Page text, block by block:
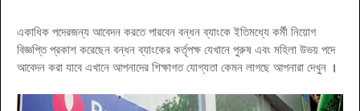
একাধিক পদেরজন্য আবেদন করতে পারবেন বন্ধন ব্যাংকে ইতিমধ্যে কর্মী নিয়োগ
বিজ্ঞপ্তি প্রকাশ করেছেন বন্ধন ব্যাংকের কর্তৃপক্ষ যেখানে পুরুষ এবং মহিলা উভয় পদে
আবেদন করা যাবে এখানে আপনাদের শিক্ষাগত যোগ্যতা কেমন লাগছে আপনারা দেখুন ।